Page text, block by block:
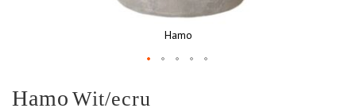
Hamo Wit/ecru
Hamo
naar